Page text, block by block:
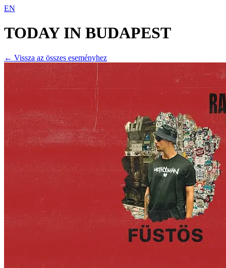
EN
TODAY IN BUDAPEST
← Vissza az összes eseményhez